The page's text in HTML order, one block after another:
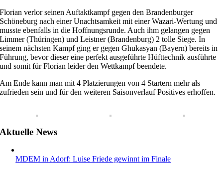
Florian verlor seinen Auftaktkampf gegen den Brandenburger
Schöneburg nach einer Unachtsamkeit mit einer Wazari-Wertung und
musste ebenfalls in die Hoffnungsrunde. Auch ihm gelangen gegen
Limmer (Thüringen) und Leistner (Brandenburg) 2 tolle Siege. In
seinem nächsten Kampf ging er gegen Ghukasyan (Bayern) bereits in
Führung, bevor dieser eine perfekt ausgeführte Hüfttechnik ausführte
und somit für Florian leider den Wettkampf beendete.
Am Ende kann man mit 4 Platzierungen von 4 Startern mehr als
zufrieden sein und für den weiteren Saisonverlauf Positives erhoffen.
Aktuelle News
MDEM in Adorf: Luise Friede gewinnt im Finale